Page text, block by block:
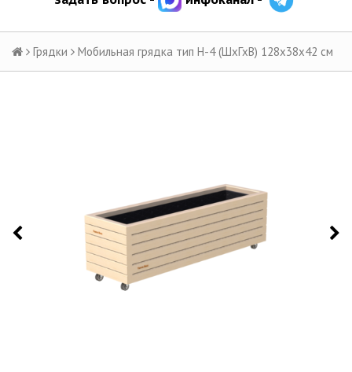
Грядки Мобильная грядка тип Н-4 (ШхГхВ) 128х38х42 см